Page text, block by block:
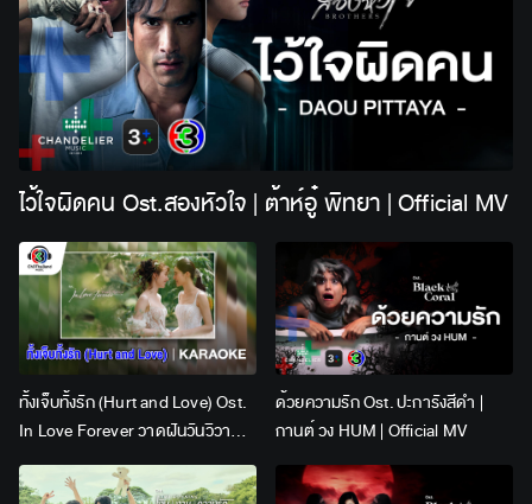
ไว้ใจผิดคน Ost.สองหัวใจ | ต้าห์อู๋ พิทยา | Official MV
ทั้งเจ็บทั้งรัก (Hurt and Love) Ost.
In Love Forever วาดฝันวันวิวาห์ |
Lingling Kwong x Orm
Kornnaphat | Official Karaoke
ด้วยความรัก Ost. ปะการังสีดำ |
กานต์ วง HUM | Official MV